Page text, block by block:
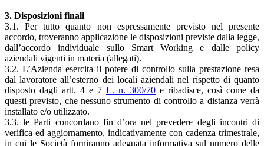
3. Disposizioni finali
3.1. Per tutto quanto non espressamente previsto nel presente
accordo, troveranno applicazione le disposizioni previste dalla legge,
dall’accordo individuale sullo Smart Working e dalle policy
aziendali vigenti in materia (allegati).
3.2. L’Azienda esercita il potere di controllo sulla prestazione resa
dal lavoratore all’esterno dei locali aziendali nel rispetto di quanto
disposto dagli artt. 4 e 7 L. n. 300/70 e ribadisce, così come da
questi previsto, che nessuno strumento di controllo a distanza verrà
installato e/o utilizzato.
3.3. le Parti concordano fin d’ora nel prevedere degli incontri di
verifica ed aggiornamento, indicativamente con cadenza trimestrale,
in cui le Società forniranno adeguata informativa sul numero delle